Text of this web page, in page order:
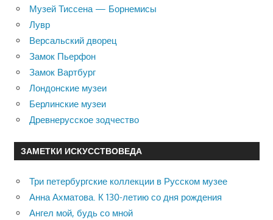
Музей Тиссена — Борнемисы
Лувр
Версальский дворец
Замок Пьерфон
Замок Вартбург
Лондонские музеи
Берлинские музеи
Древнерусское зодчество
ЗАМЕТКИ ИСКУССТВОВЕДА
Три петербургские коллекции в Русском музее
Анна Ахматова. К 130-летию со дня рождения
Ангел мой, будь со мной